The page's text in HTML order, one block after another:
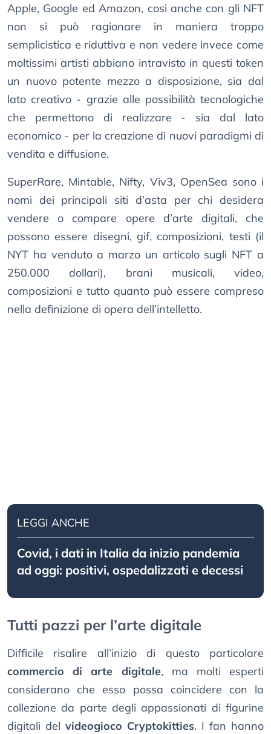
Apple, Google ed Amazon, cosi anche con gli NFT
non si può ragionare in maniera troppo
semplicistica e riduttiva e non vedere invece come
moltissimi artisti abbiano intravisto in questi token
un nuovo potente mezzo a disposizione, sia dal
lato creativo - grazie alle possibilità tecnologiche
che permettono di realizzare - sia dal lato
economico - per la creazione di nuovi paradigmi di
vendita e diffusione.
SuperRare, Mintable, Nifty, Viv3, OpenSea sono i
nomi dei principali siti d’asta per chi desidera
vendere o compare opere d’arte digitali, che
possono essere disegni, gif, composizioni, testi (il
NYT ha venduto a marzo un articolo sugli NFT a
250.000 dollari), brani musicali, video,
composizioni e tutto quanto può essere compreso
nella definizione di opera dell’intelletto.
LEGGI ANCHE
Covid, i dati in Italia da inizio pandemia
ad oggi: positivi, ospedalizzati e decessi
Tutti pazzi per l’arte digitale
Difficile risalire all’inizio di questo particolare
commercio di arte digitale, ma molti esperti
considerano che esso possa coincidere con la
collezione da parte degli appassionati di figurine
digitali del videogioco Cryptokitties. I fan hanno